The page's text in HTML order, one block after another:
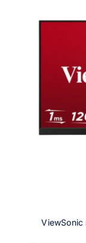
ViewSonic